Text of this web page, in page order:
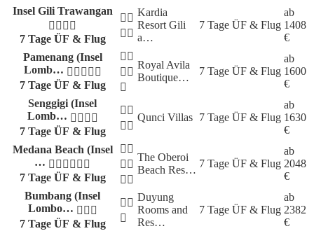
Insel Gili Trawangan
7 Tage ÜF & Flug
Kardia
Resort Gili
a…
7 Tage ÜF & Flug
ab
1408
€
Pamenang (Insel
Lomb…
7 Tage ÜF & Flug
Royal Avila
Boutique…
7 Tage ÜF & Flug
ab
1600
€
Senggigi (Insel
Lomb…
7 Tage ÜF & Flug
Qunci Villas 7 Tage ÜF & Flug
ab
1630
€
Medana Beach (Insel
…
7 Tage ÜF & Flug
The Oberoi
Beach Res…
7 Tage ÜF & Flug
ab
2048
€
Bumbang (Insel
Lombo…
7 Tage ÜF & Flug
Duyung
Rooms and
Res…
7 Tage ÜF & Flug
ab
2382
€